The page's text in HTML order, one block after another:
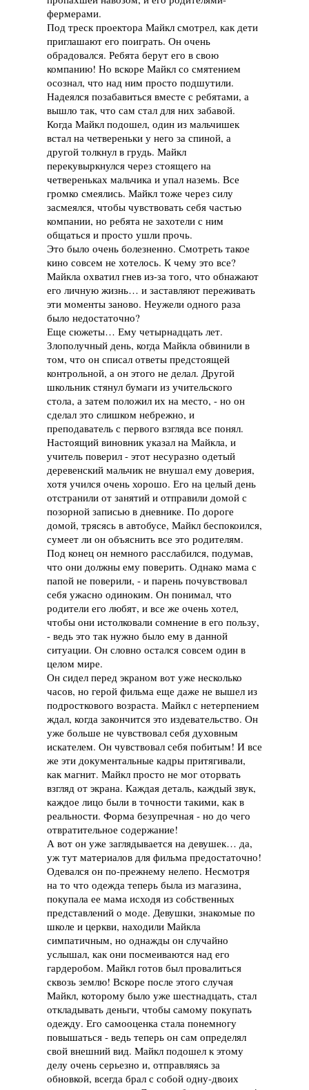
фермерами.
Под треск проектора Майкл смотрел, как дети
приглашают его поиграть. Он очень
обрадовался. Ребята берут его в свою
компанию! Но вскоре Майкл со смятением
осознал, что над ним просто подшутили.
Надеялся позабавиться вместе с ребятами, а
вышло так, что сам стал для них забавой.
Когда Майкл подошел, один из мальчишек
встал на четвереньки у него за спиной, а
другой толкнул в грудь. Майкл
перекувыркнулся через стоящего на
четвереньках мальчика и упал наземь. Все
громко смеялись. Майкл тоже через силу
засмеялся, чтобы чувствовать себя частью
компании, но ребята не захотели с ним
общаться и просто ушли прочь.
Это было очень болезненно. Смотреть такое
кино совсем не хотелось. К чему это все?
Майкла охватил гнев из-за того, что обнажают
его личную жизнь… и заставляют переживать
эти моменты заново. Неужели одного раза
было недостаточно?
Еще сюжеты… Ему четырнадцать лет.
Злополучный день, когда Майкла обвинили в
том, что он списал ответы предстоящей
контрольной, а он этого не делал. Другой
школьник стянул бумаги из учительского
стола, а затем положил их на место, - но он
сделал это слишком небрежно, и
преподаватель с первого взгляда все понял.
Настоящий виновник указал на Майкла, и
учитель поверил - этот несуразно одетый
деревенский мальчик не внушал ему доверия,
хотя учился очень хорошо. Его на целый день
отстранили от занятий и отправили домой с
позорной записью в дневнике. По дороге
домой, трясясь в автобусе, Майкл беспокоился,
сумеет ли он объяснить все это родителям.
Под конец он немного расслабился, подумав,
что они должны ему поверить. Однако мама с
папой не поверили, - и парень почувствовал
себя ужасно одиноким. Он понимал, что
родители его любят, и все же очень хотел,
чтобы они истолковали сомнение в его пользу,
- ведь это так нужно было ему в данной
ситуации. Он словно остался совсем один в
целом мире.
Он сидел перед экраном вот уже несколько
часов, но герой фильма еще даже не вышел из
подросткового возраста. Майкл с нетерпением
ждал, когда закончится это издевательство. Он
уже больше не чувствовал себя духовным
искателем. Он чувствовал себя побитым! И все
же эти документальные кадры притягивали,
как магнит. Майкл просто не мог оторвать
взгляд от экрана. Каждая деталь, каждый звук,
каждое лицо были в точности такими, как в
реальности. Форма безупречная - но до чего
отвратительное содержание!
А вот он уже заглядывается на девушек… да,
уж тут материалов для фильма предостаточно!
Одевался он по-прежнему нелепо. Несмотря
на то что одежда теперь была из магазина,
покупала ее мама исходя из собственных
представлений о моде. Девушки, знакомые по
школе и церкви, находили Майкла
симпатичным, но однажды он случайно
услышал, как они посмеиваются над его
гардеробом. Майкл готов был провалиться
сквозь землю! Вскоре после этого случая
Майкл, которому было уже шестнадцать, стал
откладывать деньги, чтобы самому покупать
одежду. Его самооценка стала понемногу
повышаться - ведь теперь он сам определял
свой внешний вид. Майкл подошел к этому
делу очень серьезно и, отправляясь за
обновкой, всегда брал с собой одну-двоих